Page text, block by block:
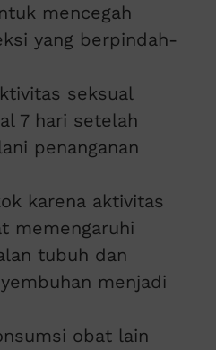
mencegah
yang berpindah-
seksual
7 hari setelah
penanganan
karena aktivitas
memengaruhi
tubuh dan
menjadi
obat lain